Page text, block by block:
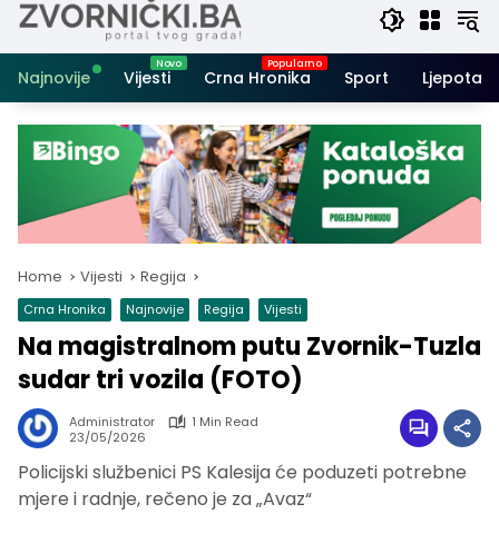
Najnovije Vijesti Crna Hronika Sport Ljepota i
Home Vijesti Regija
Crna Hronika Najnovije Regija Vijesti
Na magistralnom putu Zvornik-Tuzla
sudar tri vozila (FOTO)
Administrator
1 Min Read
23/05/2026
Policijski službenici PS Kalesija će poduzeti potrebne
mjere i radnje, rečeno je za „Avaz“